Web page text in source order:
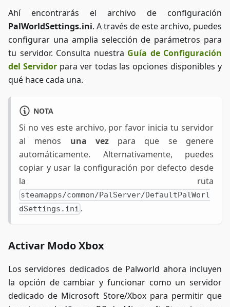
Ahí encontrarás el archivo de configuración
PalWorldSettings.ini. A través de este archivo, puedes
configurar una amplia selección de parámetros para
tu servidor. Consulta nuestra Guía de Configuración
del Servidorpara ver todas las opciones disponibles y
qué hace cada una.
NOTA
Si no ves este archivo, por favor inicia tu servidor
al menos una vezpara que se genere
automáticamente. Alternativamente, puedes
copiar y usar la configuración por defecto desde
la ruta
steamapps/common/PalServer/DefaultPalWorl
dSettings.ini .
Activar Modo Xbox
Los servidores dedicados de Palworld ahora incluyen
la opción de cambiar y funcionar como un servidor
dedicado de Microsoft Store/Xbox para permitir que